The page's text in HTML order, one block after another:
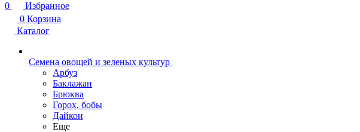
0
Избранное
0 Корзина
Каталог
Семена овощей и зеленых культур
Арбуз
Баклажан
Брюква
Горох, бобы
Дайкон
Еще